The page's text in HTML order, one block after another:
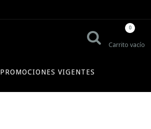
Carrito vacío
0
PROMOCIONES VIGENTES